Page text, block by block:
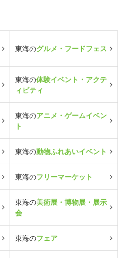
東海のグルメ・フードフェス
東海の体験イベント・アクテ
ィビティ
東海のアニメ・ゲームイベン
ト
東海の動物ふれあいイベント
東海のフリーマーケット
東海の美術展・博物展・展示
会
東海のフェア